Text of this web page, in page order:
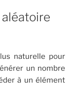
aléatoire
naturelle pour
un nombre
à un élément